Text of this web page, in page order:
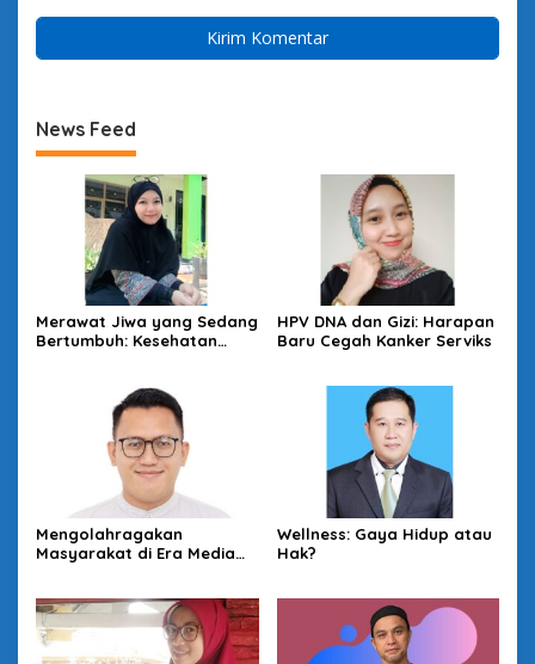
News Feed
Merawat Jiwa yang Sedang
Bertumbuh: Kesehatan
Boleh Diam
HPV DNA dan Gizi: Harapan
Baru Cegah Kanker Serviks
Mengolahragakan
Masyarakat di Era Media
Wellness: Gaya Hidup atau
Hak?